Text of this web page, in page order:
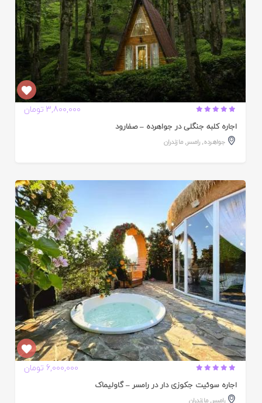
3,800,000 تومان
اجاره کلبه جنگلی در جواهرده – صفارود
جواهر‌ده,رامسر,مازندران
6,000,000 تومان
اجاره سوئیت جکوزی دار در رامسر – گاولیماک
رامسر,مازندران